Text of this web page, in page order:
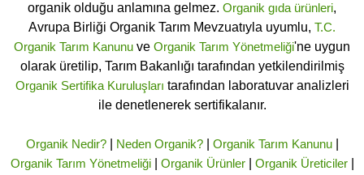
organik olduğu anlamına gelmez. Organik gıda ürünleri,
Avrupa Birliği Organik Tarım Mevzuatıyla uyumlu, T.C.
Organik Tarım Kanunu ve Organik Tarım Yönetmeliği'ne uygun
olarak üretilip, Tarım Bakanlığı tarafından yetkilendirilmiş
Organik Sertifika Kuruluşları tarafından laboratuvar analizleri
ile denetlenerek sertifikalanır.
Organik Nedir?| Neden Organik?| Organik Tarım Kanunu|
Organik Tarım Yönetmeliği| Organik Ürünler| Organik Üreticiler|